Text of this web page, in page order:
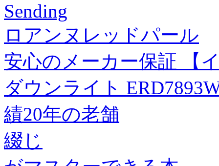
Sending
ロアンヌレッドパール
安心のメーカー保証 【
ダウンライト
績20年の老舗
綴じ